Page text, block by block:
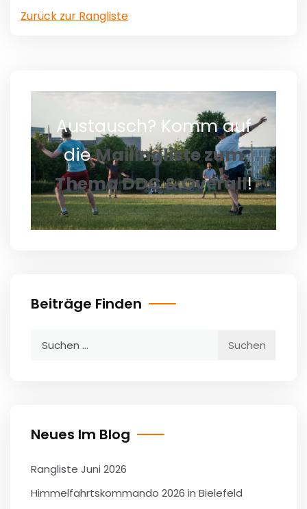
Zurück zur Rangliste
Austausch? Komm auf
dieMailingliste zum
Thema DDC & Overall!
Beiträge Finden
Neues Im Blog
Rangliste Juni 2026
Himmelfahrtskommando 2026 in Bielefeld